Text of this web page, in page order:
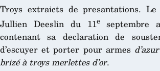
Troys extraicts de presantations.
Jullien Deeslin du 11eseptembre
contenant sa declaration de
d’escuyer et porter pour armes
brizé à troys merlettes d’or.